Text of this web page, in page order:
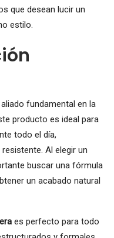
que desean lucir un
estilo.
fundamental en la
producto es ideal para
todo el día,
Al elegir un
buscar una fórmula
un acabado natural
es perfecto para todo